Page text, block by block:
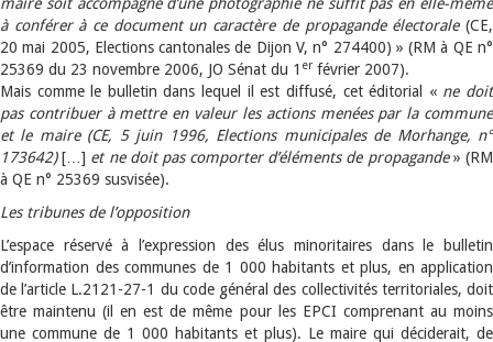
à conférer à ce document un caractère de propagande électorale (CE,
20 mai 2005, Elections cantonales de Dijon V, n° 274400) » (RM à QE n°
25369 du 23 novembre 2006, JO Sénat du 1 er février 2007).
Mais comme le bulletin dans lequel il est diffusé, cet éditorial « ne doit
pas contribuer à mettre en valeur les actions menées par la commune
et le maire (CE, 5 juin 1996, Elections municipales de Morhange, n°
173642)[…] et ne doit pas comporter d’éléments de propagande» (RM
à QE n° 25369 susvisée).
Les tribunes de l’opposition
L’espace réservé à l’expression des élus minoritaires dans le bulletin
d’information des communes de 1 000 habitants et plus, en application
de l’article L.2121-27-1 du code général des collectivités territoriales, doit
être maintenu (il en est de même pour les EPCI comprenant au moins
une commune de 1 000 habitants et plus). Le maire qui déciderait, de